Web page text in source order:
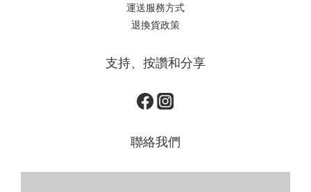
運送服務方式
退換貨政策
支持、按讚和分享
聯絡我們